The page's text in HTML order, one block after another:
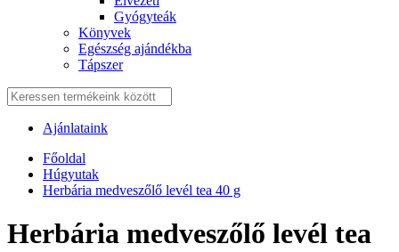
Gyógyteák
Könyvek
Egészség ajándékba
Tápszer
Ajánlataink
Főoldal
Húgyutak
Herbária medveszőlő levél tea 40 g
Herbária medveszőlő levél tea